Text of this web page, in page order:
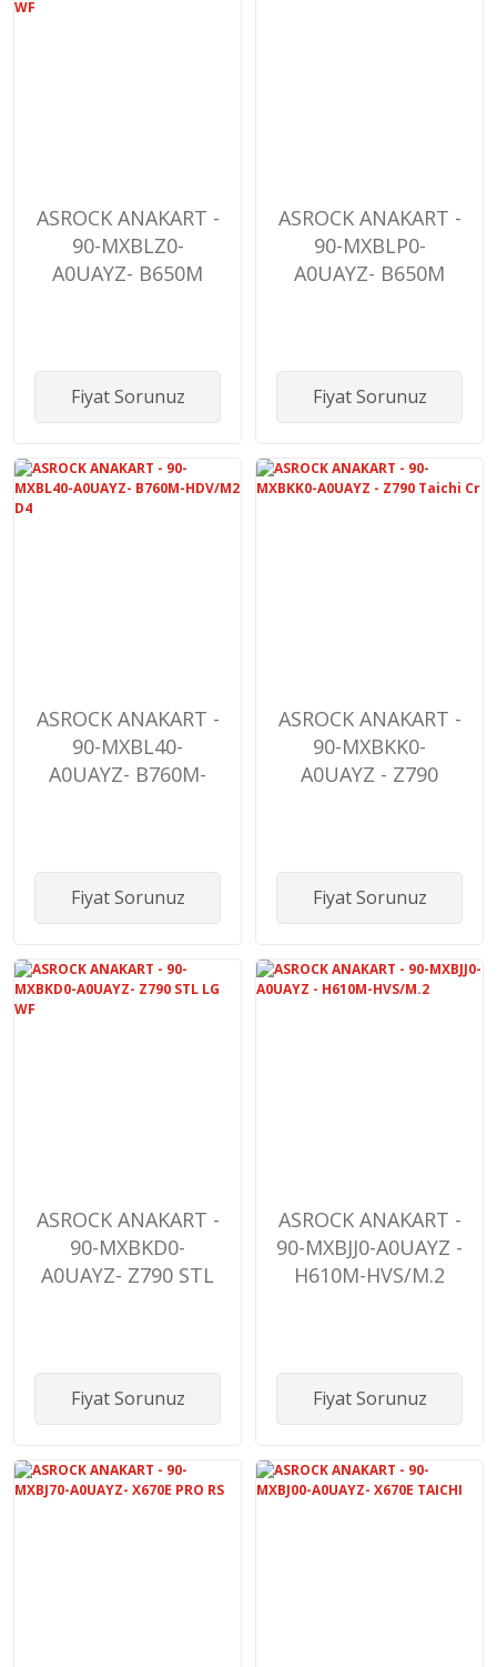
ASROCK ANAKART -
90-MXBLZ0-
A0UAYZ- B650M
Fiyat Sorunuz
ASROCK ANAKART -
90-MXBLP0-
A0UAYZ- B650M
Fiyat Sorunuz
ASROCK ANAKART -
90-MXBL40-
A0UAYZ- B760M-
Fiyat Sorunuz
ASROCK ANAKART -
90-MXBKK0-
A0UAYZ - Z790
Fiyat Sorunuz
ASROCK ANAKART -
90-MXBKD0-
A0UAYZ- Z790 STL
Fiyat Sorunuz
ASROCK ANAKART -
90-MXBJJ0-A0UAYZ -
H610M-HVS/M.2
Fiyat Sorunuz